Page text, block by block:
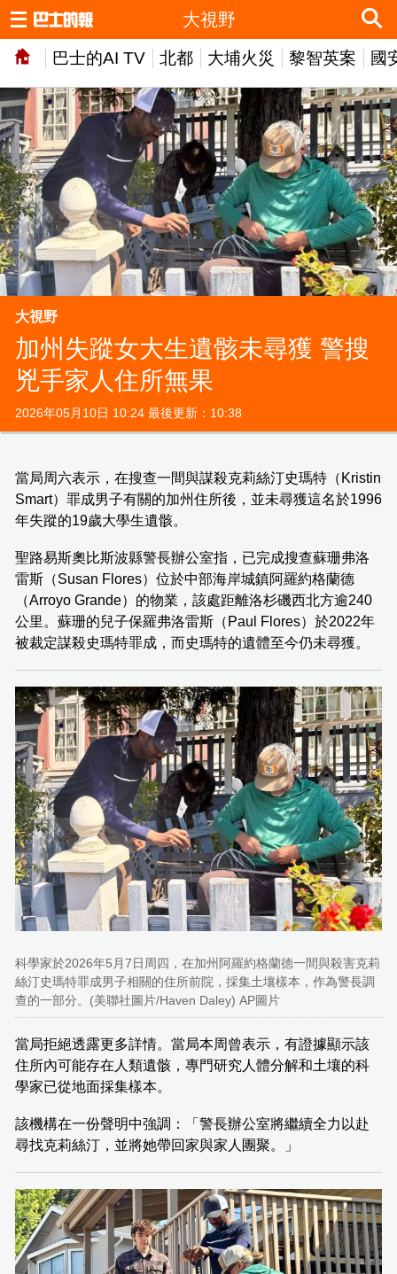
巴士的AI TV 北都 大埔火災 黎智英案 國
大視野
大視野
加州失蹤女大生遺骸未尋獲 警搜
兇手家人住所無果
2026年05月10日 10:24 最後更新：10:38
當局周六表示，在搜查一間與謀殺克莉絲汀史瑪特（Kristin
Smart）罪成男子有關的加州住所後，並未尋獲這名於1996
年失蹤的19歲大學生遺骸。
聖路易斯奧比斯波縣警長辦公室指，已完成搜查蘇珊弗洛
雷斯（Susan Flores）位於中部海岸城鎮阿羅約格蘭德
（Arroyo Grande）的物業，該處距離洛杉磯西北方逾240
公里。蘇珊的兒子保羅弗洛雷斯（Paul Flores）於2022年
被裁定謀殺史瑪特罪成，而史瑪特的遺體至今仍未尋獲。
科學家於2026年5月7日周四，在加州阿羅約格蘭德一間與殺害克莉
絲汀史瑪特罪成男子相關的住所前院，採集土壤樣本，作為警長調
查的一部分。(美聯社圖片/Haven Daley) AP圖片
當局拒絕透露更多詳情。當局本周曾表示，有證據顯示該
住所內可能存在人類遺骸，專門研究人體分解和土壤的科
學家已從地面採集樣本。
該機構在一份聲明中強調：「警長辦公室將繼續全力以赴
尋找克莉絲汀，並將她帶回家與家人團聚。」